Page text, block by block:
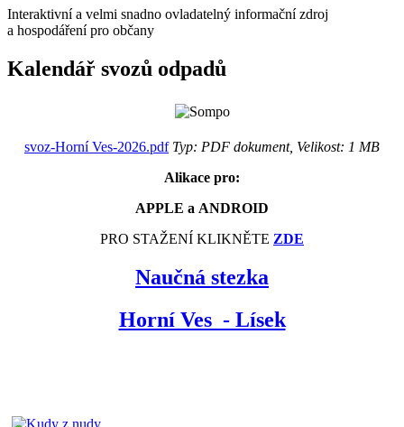
Interaktivní a velmi snadno ovladatelný informační zdroj
a hospodáření pro občany
Kalendář svozů odpadů
svoz-Horní Ves-2026.pdfTyp: PDF dokument, Velikost: 1 MB
Alikace pro:
APPLE a ANDROID
PRO STAŽENÍ KLIKNĚTE ZDE
Naučná stezka
Horní Ves - Lísek